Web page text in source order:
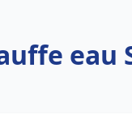
eau